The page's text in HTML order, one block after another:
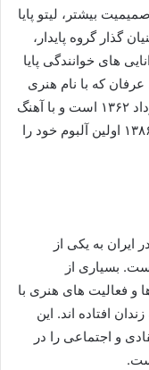
بیشتر، لیتو پایا
گذار گروه پایدار،
های خوانندگی پایا
که با نام هنری
عرفان پایدار شناخته می‌ شود، متولد ۱۲ مرداد ۱۳۶۲ است و با آهنگ
شستشو وارد دنیای موسیقی شد. در سال ۱۳۸۶ اولین آلبوم خود را
به یکی از
بسیاری از
و فعالیت‌ های هنری با
افتاده‌ اند. این
و اجتماعی را در